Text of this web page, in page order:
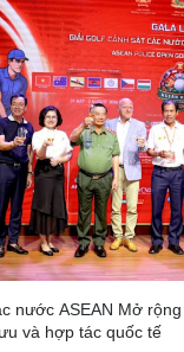
nước ASEAN Mở
và hợp tác quốc tế